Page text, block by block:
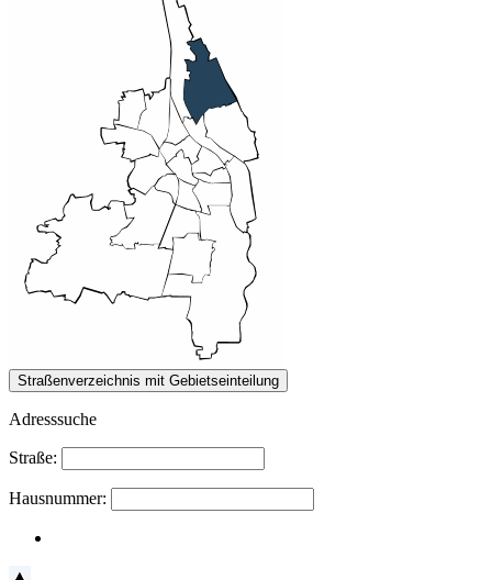
Adresssuche
Straße:
Hausnummer: